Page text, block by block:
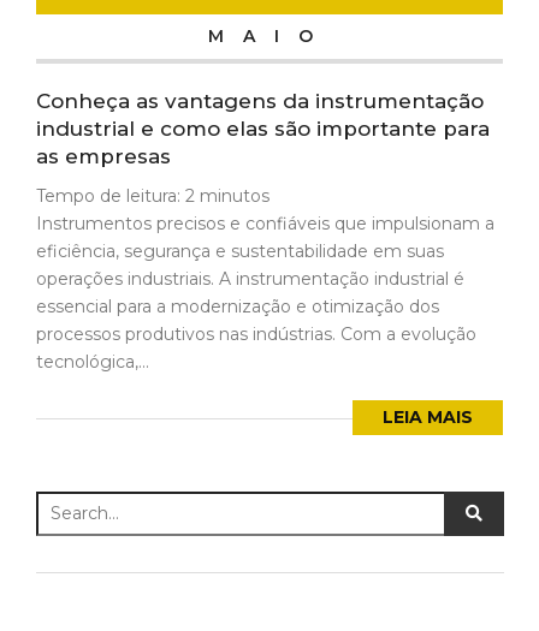
MAIO
Conheça as vantagens da instrumentação
industrial e como elas são importante para
as empresas
Tempo de leitura: 2 minutos
Instrumentos precisos e confiáveis que impulsionam a
eficiência, segurança e sustentabilidade em suas
operações industriais. A instrumentação industrial é
essencial para a modernização e otimização dos
processos produtivos nas indústrias. Com a evolução
tecnológica,...
LEIA MAIS